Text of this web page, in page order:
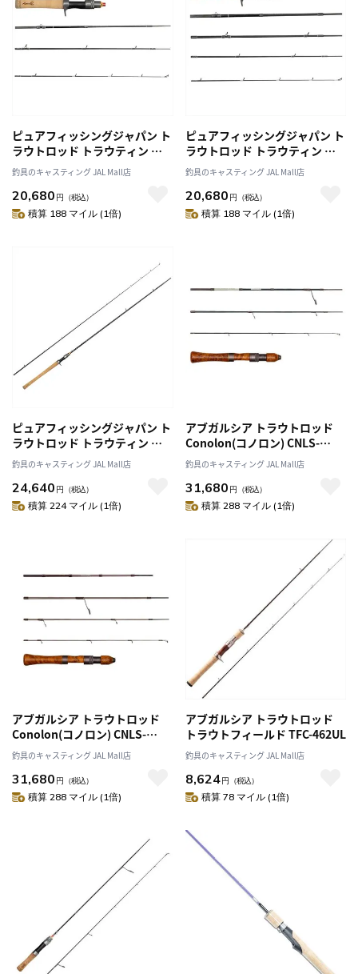
ピュアフィッシングジャパン ト
ラウトロッド トラウティン マ
ーキス アスレイ TMAC-444UL-
MB(ベイト 4ピース)
釣具のキャスティング JAL Mall店
20,680 円 （税込）
積算 188 マイル (1倍)
ピュアフィッシングジャパン ト
ラウトロッド トラウティン マ
ーキス アスレイ TMAC-555L-
MB(ベイト 5ピース)
釣具のキャスティング JAL Mall店
20,680 円 （税込）
積算 188 マイル (1倍)
ピュアフィッシングジャパン ト
ラウトロッド トラウティン マ
ーキス アスレイ TMAC-
7112ML(ベイト 2ピース)
釣具のキャスティング JAL Mall店
24,640 円 （税込）
積算 224 マイル (1倍)
アブガルシア トラウトロッド
Conolon(コノロン) CNLS-
474UL(4ピース スピニング)
釣具のキャスティング JAL Mall店
31,680 円 （税込）
積算 288 マイル (1倍)
アブガルシア トラウトロッド
Conolon(コノロン) CNLS-
535L(5ピース スピニング)
釣具のキャスティング JAL Mall店
31,680 円 （税込）
積算 288 マイル (1倍)
アブガルシア トラウトロッド
トラウトフィールド TFC-462UL
釣具のキャスティング JAL Mall店
8,624円 （税込）
積算 78 マイル (1倍)